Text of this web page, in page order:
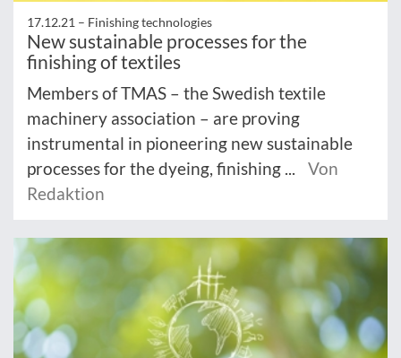
17.12.21 – Finishing technologies
New sustainable processes for the
finishing of textiles
Members of TMAS – the Swedish textile
machinery association – are proving
instrumental in pioneering new sustainable
processes for the dyeing, finishing ...
Von
Redaktion